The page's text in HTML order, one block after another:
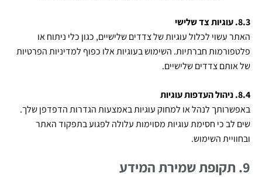
8.3. עוגיות צד שלישי
האתר עשוי לכלול עוגיות של צדדים שלישיים, כגון כלי ניתוח או
פלטפורמות חברתיות. השימוש בעוגיות אלו כפוף למדיניות הפרטיות
של אותם צדדים שלישיים.
8.4. ניהול העדפות עוגיות
באפשרותך לנהל או למחוק עוגיות באמצעות הגדרות הדפדפן שלך.
שים לב כי חסימת עוגיות מסוימות עלולה לפגוע בתפקוד האתר
ובחוויית השימוש.
9. תקופת שמירת המידע